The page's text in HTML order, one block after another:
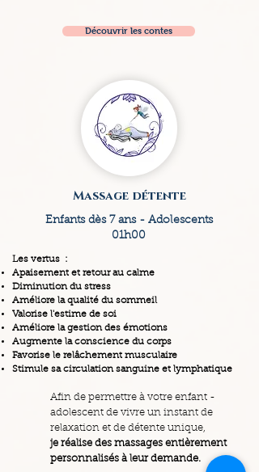
Découvrir les contes
Massage détente
Enfants dès 7 ans - Adolescents
01h00
Les vertus :
Apaisement et retour au calme
Diminution du stress
Améliore la qualité du sommeil
Valorise l'estime de soi
Améliore la gestion des émotions
Augmente la conscience du corps
Favorise le relâchement musculaire
Stimule sa circulation sanguine et lymphatique
Afin de permettre à votre enfant -
adolescent de vivre un instant de
relaxation et de détente unique,
je réalise des massages entièrement
personnalisés à leur demande.